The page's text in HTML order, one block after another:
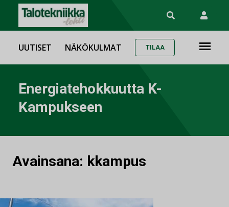
UUTISET NÄKÖKULMAT TILAA
Energiatehokkuutta K-
Kampukseen
Avainsana: kkampus